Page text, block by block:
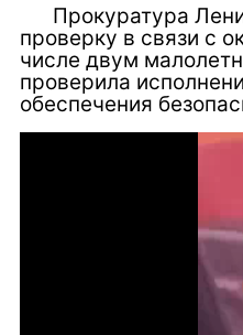
Прокуратура
проверку в связи с
числе двум
проверила
обеспечения